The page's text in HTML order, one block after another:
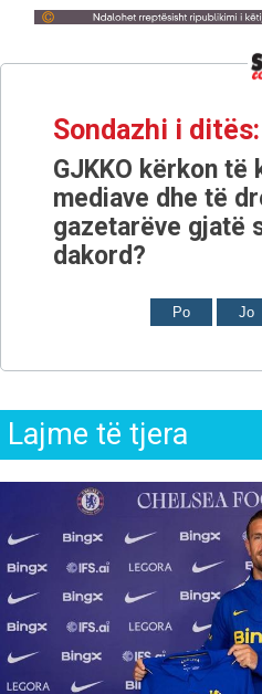
Sondazhi i ditës:
GJKKO kërkon të
mediave dhe të
gazetarëve gjatë
dakord?
Po Jo
Lajme të tjera